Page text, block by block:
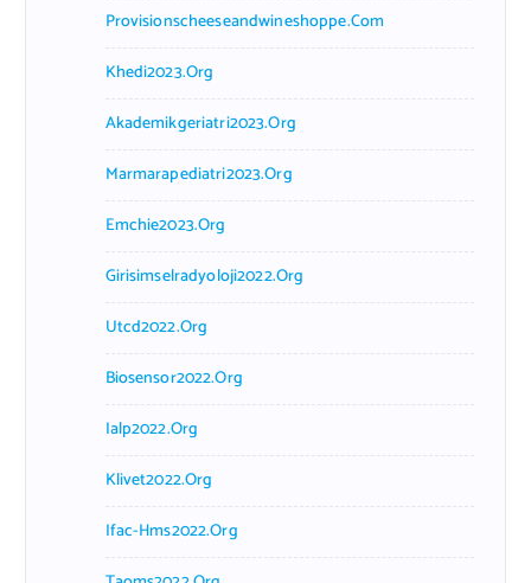
Provisionscheeseandwineshoppe.com
Khedi2023.org
Akademikgeriatri2023.org
Marmarapediatri2023.org
Emchie2023.org
Girisimselradyoloji2022.org
Utcd2022.org
Biosensor2022.org
Ialp2022.org
Klivet2022.org
Ifac-Hms2022.org